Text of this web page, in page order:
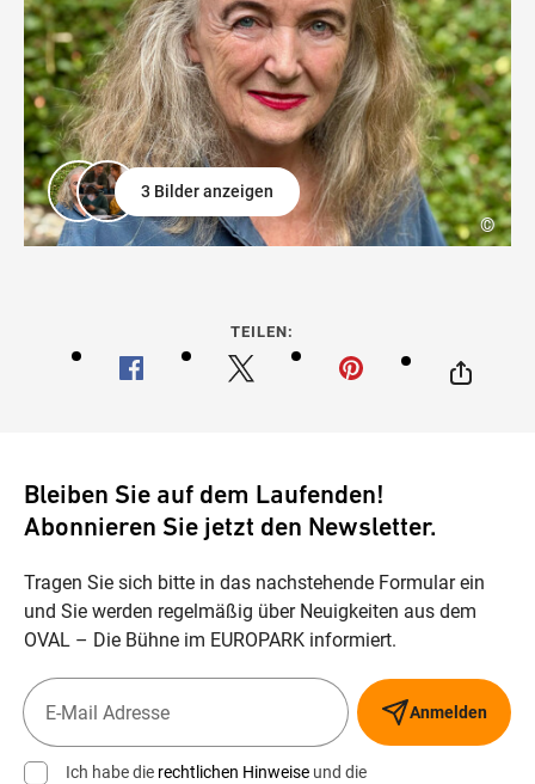
©
3 Bilder anzeigen
TEILEN:
Bleiben Sie auf dem Laufenden!
Abonnieren Sie jetzt den Newsletter.
Tragen Sie sich bitte in das nachstehende Formular ein
und Sie werden regelmäßig über Neuigkeiten aus dem
OVAL – Die Bühne im EUROPARK informiert.
Anmelden
Ich habe die rechtlichen Hinweise und die